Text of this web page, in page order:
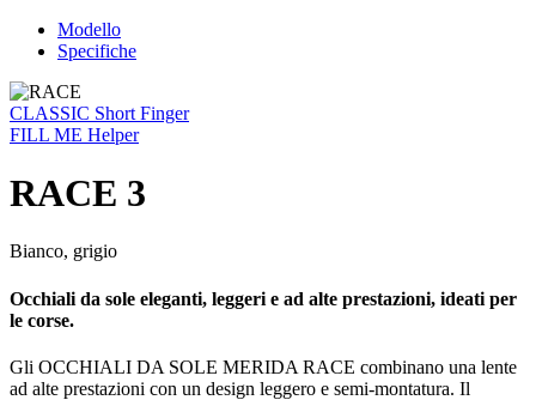
Modello
Specifiche
CLASSIC Short Finger
FILL ME Helper
RACE 3
Bianco, grigio
Occhiali da sole eleganti, leggeri e ad alte prestazioni, ideati per
le corse.
Gli OCCHIALI DA SOLE MERIDA RACE combinano una lente
ad alte prestazioni con un design leggero e semi-montatura. Il